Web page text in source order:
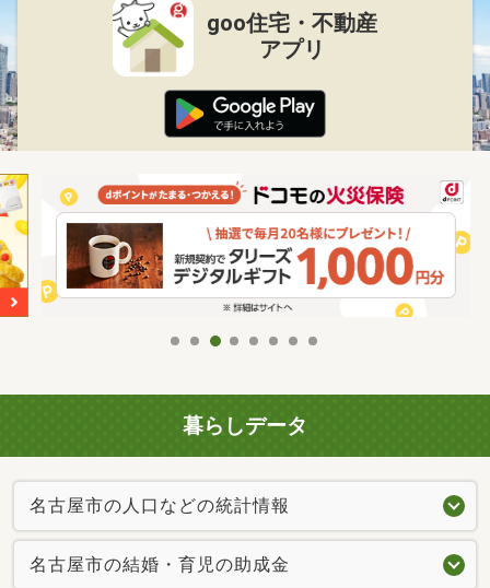
goo住宅・不動産
アプリ
暮らしデータ
名古屋市の人口などの統計情報
名古屋市の結婚・育児の助成金